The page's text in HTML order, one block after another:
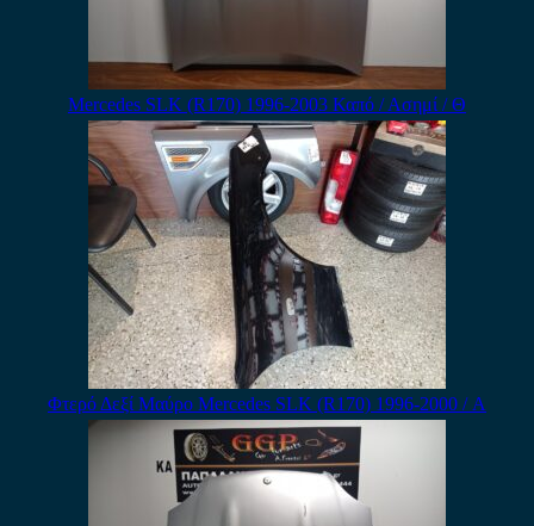
Mercedes SLK (R170) 1996-2003 Καπό / Ασημί / Θ
Φτερό Δεξί Μαύρο Mercedes SLK (R170) 1996-2000 / Α